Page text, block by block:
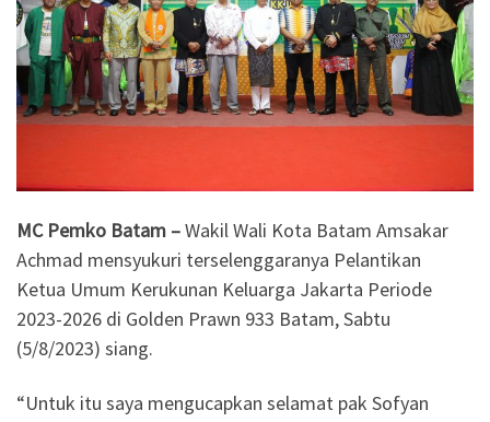
MC Pemko Batam –Wakil Wali Kota Batam Amsakar
Achmad mensyukuri terselenggaranya Pelantikan
Ketua Umum Kerukunan Keluarga Jakarta Periode
2023-2026 di Golden Prawn 933 Batam, Sabtu
(5/8/2023) siang.
“Untuk itu saya mengucapkan selamat pak Sofyan